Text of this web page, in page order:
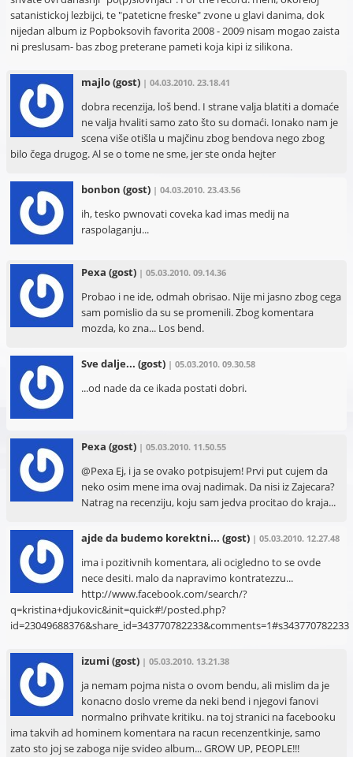
satanistickoj lezbijci, te "pateticne freske" zvone u glavi danima, dok
nijedan album iz Popboksovih favorita 2008 - 2009 nisam mogao zaista
ni preslusam- bas zbog preterane pameti koja kipi iz silikona.
majlo(gost) | 04.03.2010. 23.18.41
dobra recenzija, loš bend. I strane valja blatiti a domaće
ne valja hvaliti samo zato što su domaći. Ionako nam je
scena više otišla u majčinu zbog bendova nego zbog
bilo čega drugog. Al se o tome ne sme, jer ste onda hejter
bonbon (gost) | 04.03.2010. 23.43.56
ih, tesko pwnovati coveka kad imas medij na
raspolaganju...
Pexa (gost) | 05.03.2010. 09.14.36
Probao i ne ide, odmah obrisao. Nije mi jasno zbog cega
sam pomislio da su se promenili. Zbog komentara
mozda, ko zna... Los bend.
Sve dalje... (gost) | 05.03.2010. 09.30.58
...od nade da ce ikada postati dobri.
Pexa (gost) | 05.03.2010. 11.50.55
@Pexa Ej, i ja se ovako potpisujem! Prvi put cujem da
neko osim mene ima ovaj nadimak. Da nisi iz Zajecara?
Natrag na recenziju, koju sam jedva procitao do kraja...
ajde da budemo korektni... (gost) | 05.03.2010. 12.27.48
ima i pozitivnih komentara, ali ocigledno to se ovde
nece desiti. malo da napravimo kontratezzu...
http://www.facebook.com/search/?
q=kristina+djukovic&init=quick#!/posted.php?
id=23049688376&share_id=343770782233&comments=1#s343770782233
izumi (gost) | 05.03.2010. 13.21.38
ja nemam pojma nista o ovom bendu, ali mislim da je
konacno doslo vreme da neki bend i njegovi fanovi
normalno prihvate kritiku. na toj stranici na facebooku
ima takvih ad hominem komentara na racun recenzentkinje, samo
zato sto joj se zaboga nije svideo album... GROW UP, PEOPLE!!!